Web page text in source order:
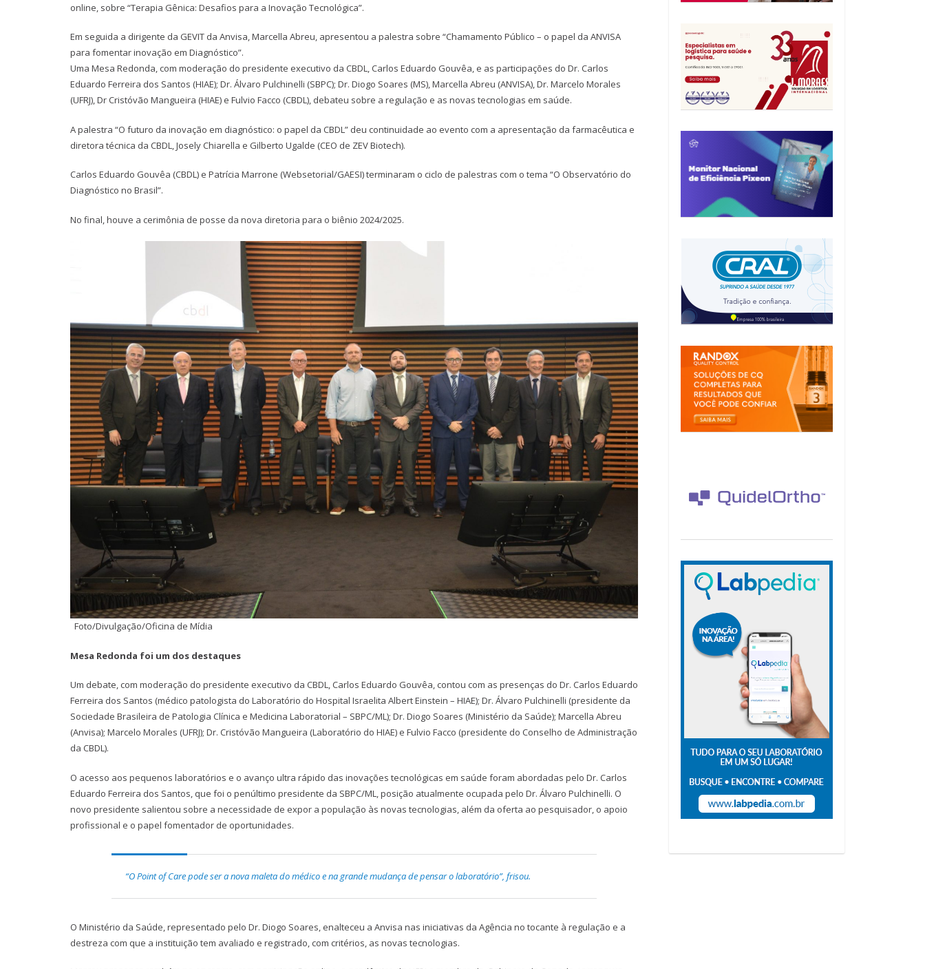
online, sobre “Terapia Gênica: Desafios para a Inovação Tecnológica”.
Em seguida a dirigente da GEVIT da Anvisa, Marcella Abreu, apresentou a palestra sobre “Chamamento Público – o papel da ANVISA
para fomentar inovação em Diagnóstico”.
Uma Mesa Redonda, com moderação do presidente executivo da CBDL, Carlos Eduardo Gouvêa, e as participações do Dr. Carlos
Eduardo Ferreira dos Santos (HIAE); Dr. Álvaro Pulchinelli (SBPC); Dr. Diogo Soares (MS), Marcella Abreu (ANVISA), Dr. Marcelo Morales
(UFRJ), Dr Cristóvão Mangueira (HIAE) e Fulvio Facco (CBDL), debateu sobre a regulação e as novas tecnologias em saúde.
A palestra “O futuro da inovação em diagnóstico: o papel da CBDL” deu continuidade ao evento com a apresentação da farmacêutica e
diretora técnica da CBDL, Josely Chiarella e Gilberto Ugalde (CEO de ZEV Biotech).
Carlos Eduardo Gouvêa (CBDL) e Patrícia Marrone (Websetorial/GAESI) terminaram o ciclo de palestras com o tema “O Observatório do
Diagnóstico no Brasil”.
No final, houve a cerimônia de posse da nova diretoria para o biênio 2024/2025.
Foto/Divulgação/Oficina de Mídia
Mesa Redonda foi um dos destaques
Um debate, com moderação do presidente executivo da CBDL, Carlos Eduardo Gouvêa, contou com as presenças do Dr. Carlos Eduardo
Ferreira dos Santos (médico patologista do Laboratório do Hospital Israelita Albert Einstein – HIAE); Dr. Álvaro Pulchinelli (presidente da
Sociedade Brasileira de Patologia Clínica e Medicina Laboratorial – SBPC/ML); Dr. Diogo Soares (Ministério da Saúde); Marcella Abreu
(Anvisa); Marcelo Morales (UFRJ); Dr. Cristóvão Mangueira (Laboratório do HIAE) e Fulvio Facco (presidente do Conselho de Administração
da CBDL).
O acesso aos pequenos laboratórios e o avanço ultra rápido das inovações tecnológicas em saúde foram abordadas pelo Dr. Carlos
Eduardo Ferreira dos Santos, que foi o penúltimo presidente da SBPC/ML, posição atualmente ocupada pelo Dr. Álvaro Pulchinelli. O
novo presidente salientou sobre a necessidade de expor a população às novas tecnologias, além da oferta ao pesquisador, o apoio
profissional e o papel fomentador de oportunidades.
“O Point of Care pode ser a nova maleta do médico e na grande mudança de pensar o laboratório”, frisou.
O Ministério da Saúde, representado pelo Dr. Diogo Soares, enalteceu a Anvisa nas iniciativas da Agência no tocante à regulação e a
destreza com que a instituição tem avaliado e registrado, com critérios, as novas tecnologias.